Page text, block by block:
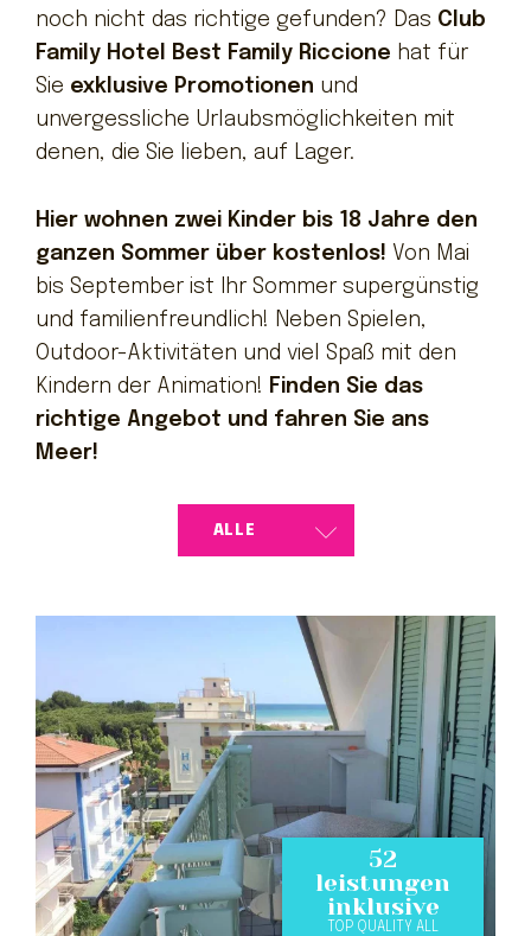
noch nicht das richtige gefunden? Das Club
Family Hotel Best Family Riccione hat für
Sie exklusive Promotionen und
unvergessliche Urlaubsmöglichkeiten mit
denen, die Sie lieben, auf Lager.
Hier wohnen zwei Kinder bis 18 Jahre den
ganzen Sommer über kostenlos! Von Mai
bis September ist Ihr Sommer supergünstig
und familienfreundlich! Neben Spielen,
Outdoor-Aktivitäten und viel Spaß mit den
Kindern der Animation! Finden Sie das
richtige Angebot und fahren Sie ans
Meer!
52
leistungen
inklusive
TOP QUALITY ALL